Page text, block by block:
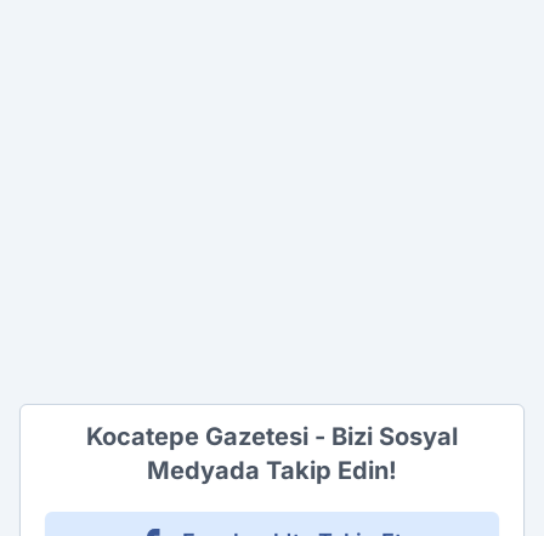
Kocatepe Gazetesi - Bizi Sosyal
Medyada Takip Edin!